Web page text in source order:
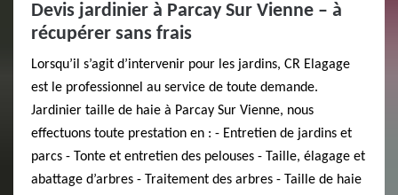
Devis jardinier à Parcay Sur Vienne – à
récupérer sans frais
Lorsqu’il s’agit d’intervenir pour les jardins, CR Elagage
est le professionnel au service de toute demande.
Jardinier taille de haie à Parcay Sur Vienne, nous
effectuons toute prestation en : - Entretien de jardins et
parcs - Tonte et entretien des pelouses - Taille, élagage et
abattage d’arbres - Traitement des arbres - Taille de haie